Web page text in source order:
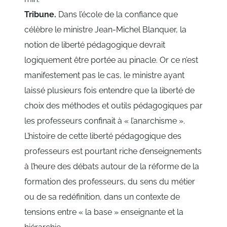
Tribune. Dans l’école de la confiance que
célèbre le ministre Jean-Michel Blanquer, la
notion de liberté pédagogique devrait
logiquement être portée au pinacle. Or ce n’est
manifestement pas le cas, le ministre ayant
laissé plusieurs fois entendre que la liberté de
choix des méthodes et outils pédagogiques par
les professeurs confinait à « l’anarchisme ».
L’histoire de cette liberté pédagogique des
professeurs est pourtant riche d’enseignements
à l’heure des débats autour de la réforme de la
formation des professeurs, du sens du métier
ou de sa redéfinition, dans un contexte de
tensions entre « la base » enseignante et la